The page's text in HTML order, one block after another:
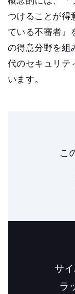
つけることが得
ている不審者』
の得意分野を組
代のセキュリテ
います。
こ
サ
ラ